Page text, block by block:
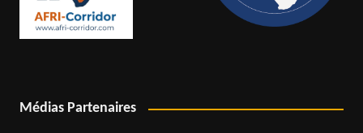
Médias Partenaires